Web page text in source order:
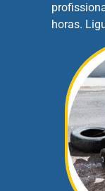
horas.